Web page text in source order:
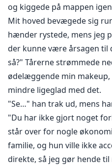
og kiggede på mappen
Mit hoved bevægede sig
hænder rystede, mens jeg
der kunne være årsagen
så?" Tårerne strømmede
ødelæggende min
mindre ligeglad med det.
"Se…" han trak ud, mens
"Du har ikke gjort noget
står over for nogle
familie, og hun ville ikke
direkte, så jeg gør hende